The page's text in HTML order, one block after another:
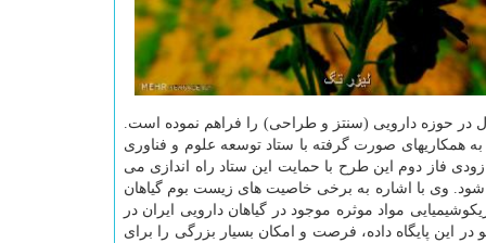
در حوزه دارویی (سنتز و طراحی) را فراهم نموده است.
وی با اشاره به همكاریهای صورت گرفته با ستاد توسعه علوم و فناوری
فاز دوم این طرح با حمایت این ستاد راه اندازی می
ایران بارگذاری می شود. وی با اشاره به برخی خاصیت های زیست بوم گیاهان
مواد موثره موجود در گیاهان دارویی ایران در
این پایگاه داده، فرصت و امكان بسیار بزرگی را برای